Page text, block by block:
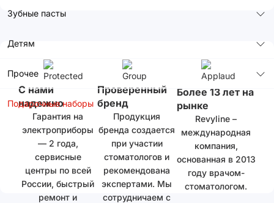
Зубные пасты
Детям
Прочее
Подарочные наборы
С нами
надежно
Гарантия на
электроприборы
— 2 года,
сервисные
центры по всей
России, быстрый
ремонт и
Проверенный
бренд
Продукция
бренда создается
при участии
стоматологов и
рекомендована
экспертами. Мы
сотрудничаем с
Более 13 лет на
рынке
Revyline –
международная
компания,
основанная в 2013
году врачом-
стоматологом.